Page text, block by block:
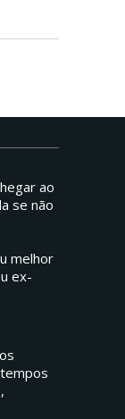
ao
se não
melhor
ex-